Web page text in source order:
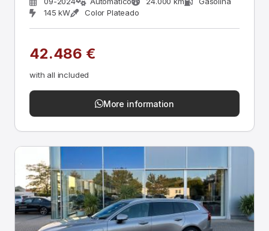
145 kW
Color Plateado
42.486 €
with all included
More information